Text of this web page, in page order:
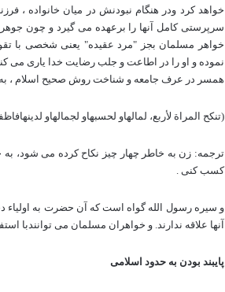
خواهد کرد ودر هنگام نبودنش در میان خانواده ،
سرپرستی کامل آنها را برعهده می گیرد و چون
خواهر مسلمان بجز "مرد عقیده" یعنی شخصی با
نموده و او را در اطاعت و جلب رضایت خدا یاری می
همسر در عرف جامعه و شناخت روش صحیح اسلام ،
(تنکح المراة لأربع، لمالهاو لحسبهاو لجمالهاو
ترجمه: زن به خاطر چهار چیز نکاح کرده می شود، به
کسب کنی .
و سیره رسول الله گواه است که آن حضرت به اولیاء
آنها علاقه ندارند. و خواهران مسلمان می توانندبا
پایبند بودن به حدود اسلامی